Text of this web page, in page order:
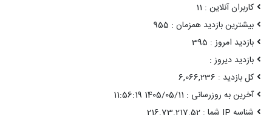
کاربران آنلاین : 11
بیشترین بازدید همزمان : 955
بازدید امروز : 395
بازدید دیروز :
کل بازدید : 6,066,236
آخرین به روزرسانی : 1405/05/11 11:56:19
شناسه IP شما : 216.73.217.52